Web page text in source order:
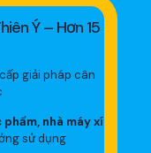
Ý – Hơn 15
giải pháp cân
nhà máy xí
sử dụng